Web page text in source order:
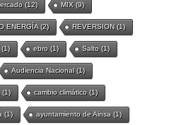
(12) MIX(9)
ENERGÍA(2) REVERSION(1)
ebro(1) Salto(1)
Audiencia Nacional(1)
(1) cambio climático(1)
(1) ayuntamiento de Ainsa(1)